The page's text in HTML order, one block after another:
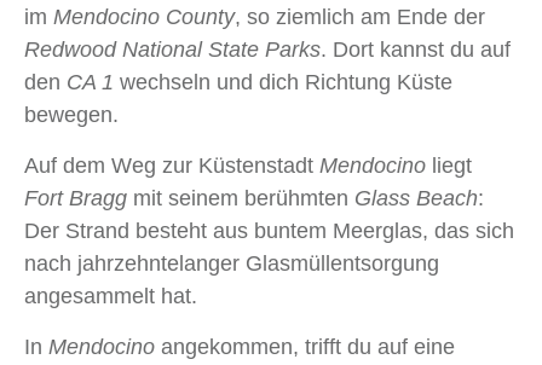
im Mendocino County, so ziemlich am Ende der
Redwood National State Parks. Dort kannst du auf
den CA 1 wechseln und dich Richtung Küste
bewegen.
Auf dem Weg zur Küstenstadt Mendocino liegt
Fort Bragg mit seinem berühmten Glass Beach:
Der Strand besteht aus buntem Meerglas, das sich
nach jahrzehntelanger Glasmüllentsorgung
angesammelt hat.
In Mendocino angekommen, trifft du auf eine